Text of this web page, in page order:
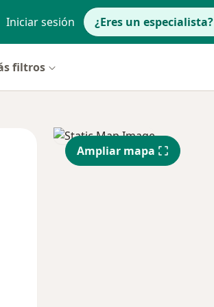
Iniciar sesión ¿Eres un especialista?
filtros
Jue
13 Ago
Vie
14 Ago
Ampliar mapa